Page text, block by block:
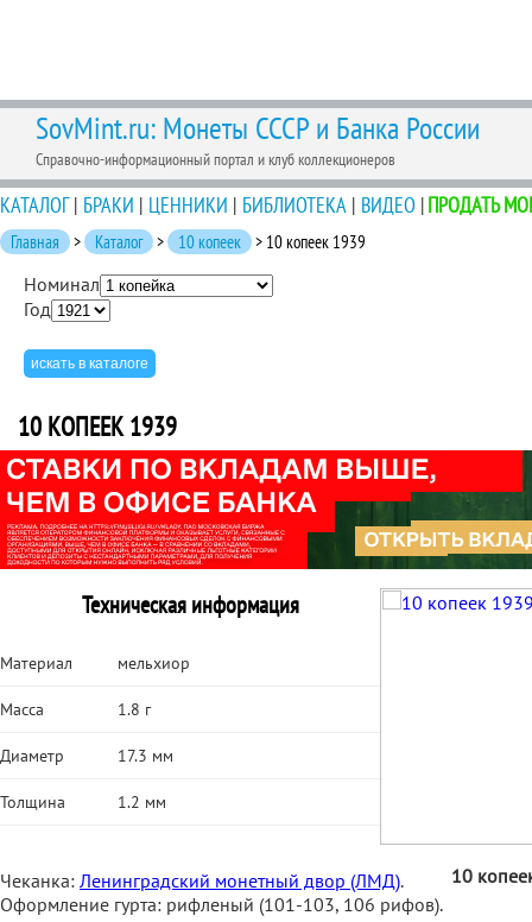
SovMint.ru: Монеты СССР и Банка России
Справочно-информационный портал и клуб коллекционеров
КАТАЛОГ| БРАКИ | ЦЕННИКИ | БИБЛИОТЕКА | ВИДЕО |ПРОДАТЬ
Главная > Каталог > 10 копеек > 10 копеек 1939
Номинал
Год
10 КОПЕЕК 1939
Техническая информация
Материал мельхиор
Масса 1.8 г
Диаметр 17.3 мм
Толщина 1.2 мм
10
Чеканка: Ленинградский монетный двор (ЛМД).
Оформление гурта: рифленый (101-103, 106 рифов).